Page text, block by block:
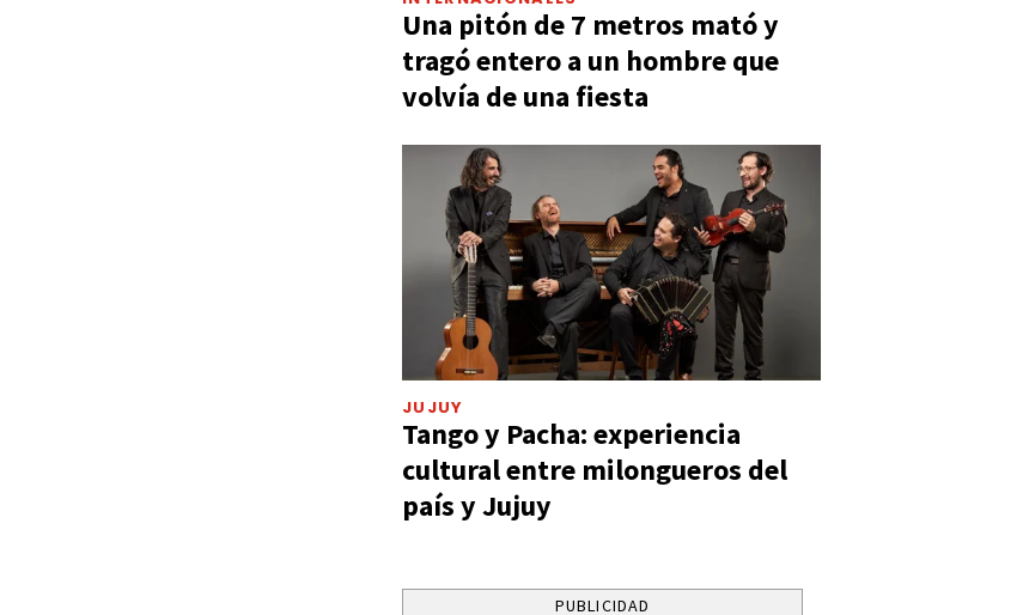
Una pitón de 7 metros mató y
tragó entero a un hombre que
volvía de una fiesta
JUJUY
Tango y Pacha: experiencia
cultural entre milongueros del
país y Jujuy
PUBLICIDAD